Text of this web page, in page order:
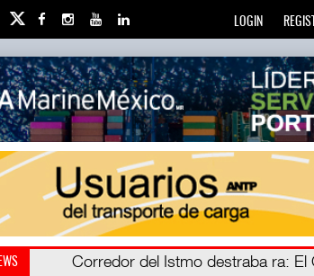
LOGIN
Cruceros crecen en Caribe mien
Corredor del Istmo destraba ra: El